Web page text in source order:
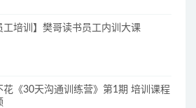
工培训】樊哥读书员工内训大课
花《30天沟通训练营》第1期 培训课程